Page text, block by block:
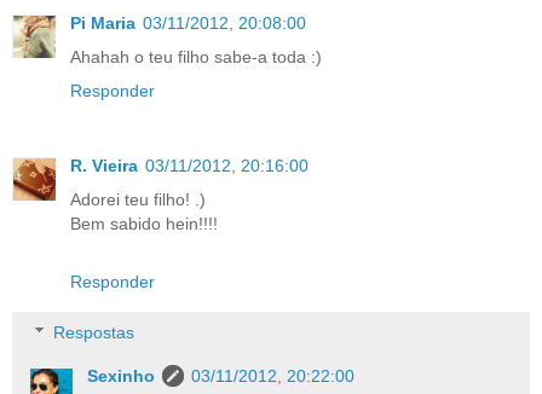
Pi Maria 03/11/2012, 20:08:00
Ahahah o teu filho sabe-a toda :)
Responder
R. Vieira 03/11/2012, 20:16:00
Adorei teu filho! .)
Bem sabido hein!!!!
Responder
Respostas
Sexinho
03/11/2012, 20:22:00